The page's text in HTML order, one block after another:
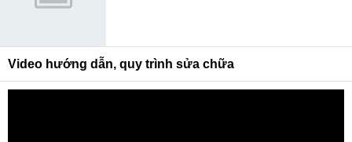
Video hướng dẫn, quy trình sửa chữa